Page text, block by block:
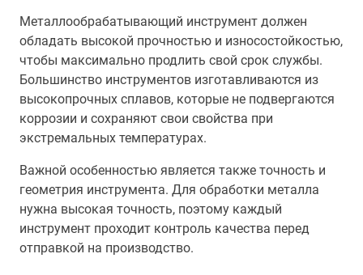
Металлообрабатывающий инструмент должен
обладать высокой прочностью и износостойкостью,
чтобы максимально продлить свой срок службы.
Большинство инструментов изготавливаются из
высокопрочных сплавов, которые не подвергаются
коррозии и сохраняют свои свойства при
экстремальных температурах.
Важной особенностью является также точность и
геометрия инструмента. Для обработки металла
нужна высокая точность, поэтому каждый
инструмент проходит контроль качества перед
отправкой на производство.